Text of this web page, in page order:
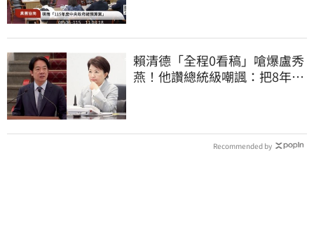
賴清德「全程0看稿」嗆爆盧秀
燕！他讚總統級嘲諷：把8年總
Recommended by